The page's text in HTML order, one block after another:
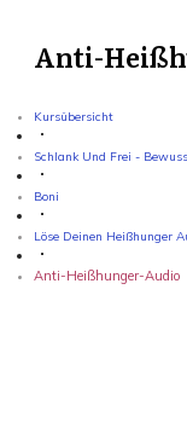
Anti-
Kursübersicht
Schlank Und Frei -
Boni
Löse Deinen Heißhunger
Anti-Heißhunger-Audio